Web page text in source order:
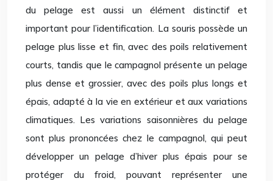
du pelage est aussi un élément distinctif et
important pour l’identification. La souris possède un
pelage plus lisse et fin, avec des poils relativement
courts, tandis que le campagnol présente un pelage
plus dense et grossier, avec des poils plus longs et
épais, adapté à la vie en extérieur et aux variations
climatiques. Les variations saisonnières du pelage
sont plus prononcées chez le campagnol, qui peut
développer un pelage d’hiver plus épais pour se
protéger du froid, pouvant représenter une